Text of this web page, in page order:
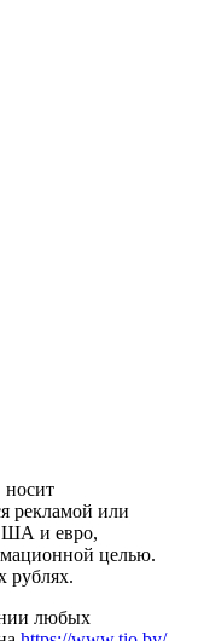
носит
рекламой или
и евро,
целью.
рублях.
любых